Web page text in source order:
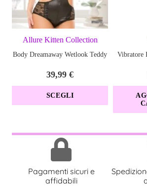
Taglia unica. Questo non è un preservativo.
Allure Kitten Collection
Body Dreamaway Wetlook Teddy
39,99€
SCEGLI
prodotto
più
opzioni
Vibratore
Pagamenti sicuri e
affidabili